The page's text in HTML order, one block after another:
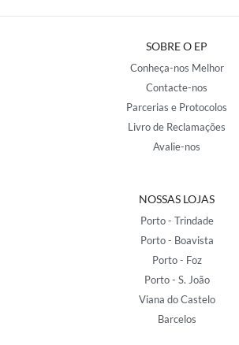
SOBRE O EP
Conheça-nos Melhor
Contacte-nos
Parcerias e Protocolos
Livro de Reclamações
Avalie-nos
NOSSAS LOJAS
Porto - Trindade
Porto - Boavista
Porto - Foz
Porto - S. João
Viana do Castelo
Barcelos